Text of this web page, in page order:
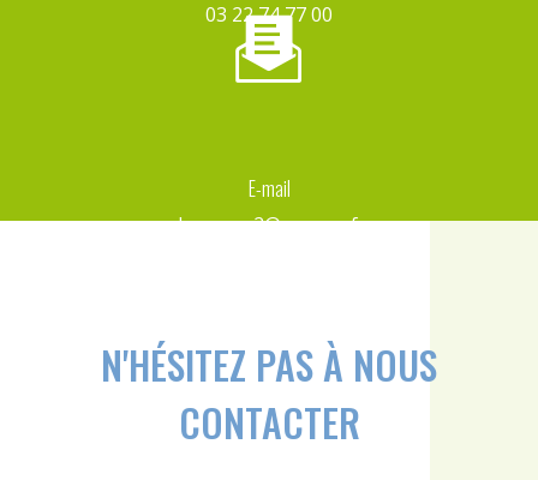
03 22 74 77 00
E-mail
d-capron2@orange.fr
N'HÉSITEZ PAS À NOUS
CONTACTER